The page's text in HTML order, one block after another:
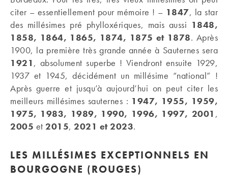
citer – essentiellement pour mémoire ! – 1847, la star
des millésimes pré phylloxériques, mais aussi 1848,
1858, 1864, 1865, 1874, 1875 et 1878. Après
1900, la première très grande année à Sauternes sera
1921 , absolument superbe ! Viendront ensuite 1929,
1937 et 1945, décidément un millésime “national” !
Après guerre et jusqu’à aujourd’hui on peut citer les
meilleurs millésimes sauternes : 1947, 1955, 1959,
1975, 1983, 1989, 1990, 1996, 1997, 2001 ,
2005 et 2015, 2021 et 2023.
LES MILLÉSIMES EXCEPTIONNELS EN
BOURGOGNE (ROUGES)